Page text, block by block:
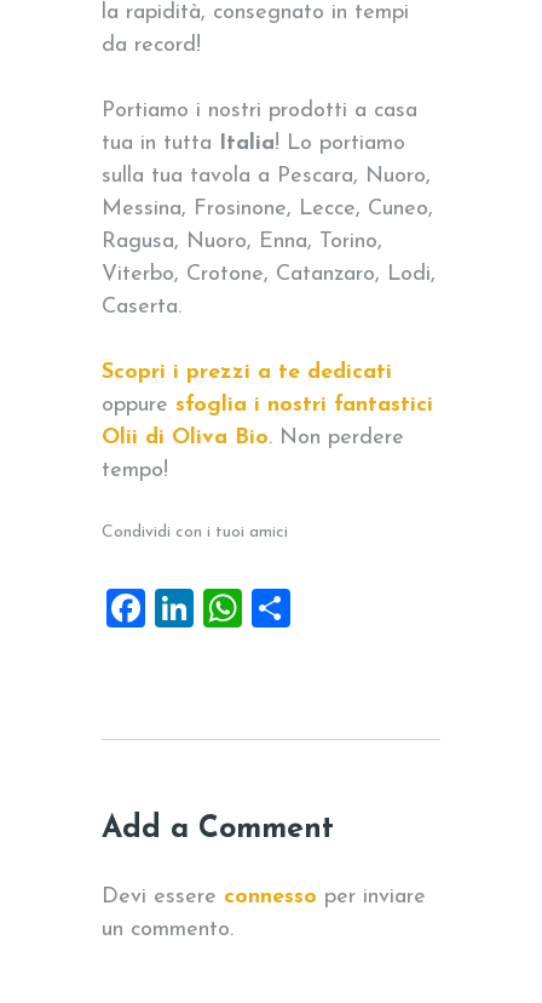
la rapidità, consegnato in tempi
da record!
Portiamo i nostri prodotti a casa
tua in tutta Italia! Lo portiamo
sulla tua tavola a Pescara, Nuoro,
Messina, Frosinone, Lecce, Cuneo,
Ragusa, Nuoro, Enna, Torino,
Viterbo, Crotone, Catanzaro, Lodi,
Caserta.
Scopri i prezzi a te dedicati
oppure sfoglia i nostri fantastici
Olii di Oliva Bio. Non perdere
tempo!
Condividi con i tuoi amici
F
o
o
Li
W
p
Add a Comment
Devi essere connesso per inviare
un commento.